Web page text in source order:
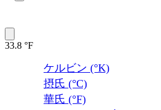
33.8 °F
ケルビン (°K)
摂氏 (°C)
華氏 (°F)